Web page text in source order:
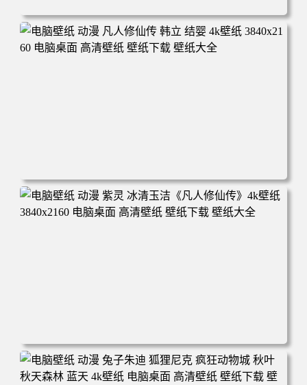
电脑壁纸 动漫角色 卡通场景 夏日休闲 夏日壁纸 治愈系 童
年回忆 荷塘荷叶 蜡笔小新 电脑桌面 高清壁纸 壁纸下载 壁
电脑壁纸 动漫 凡人修仙传 韩立 结婴 4k壁纸 3840x2160 电
脑桌面 高清壁纸 壁纸下载 壁纸大全
电脑壁纸 动漫 紫灵 冰清玉洁《凡人修仙传》4k壁纸 3840x2
160 电脑桌面 高清壁纸 壁纸下载 壁纸大全